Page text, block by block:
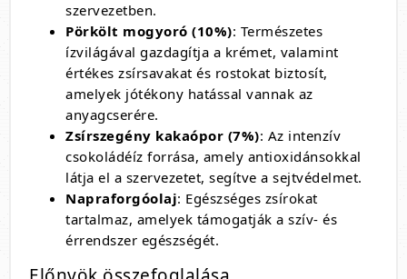
szervezetben.
Pörkölt mogyoró (10%): Természetes
ízvilágával gazdagítja a krémet, valamint
értékes zsírsavakat és rostokat biztosít,
amelyek jótékony hatással vannak az
anyagcserére.
Zsírszegény kakaópor (7%): Az intenzív
csokoládéíz forrása, amely antioxidánsokkal
látja el a szervezetet, segítve a sejtvédelmet.
Napraforgóolaj: Egészséges zsírokat
tartalmaz, amelyek támogatják a szív- és
érrendszer egészségét.